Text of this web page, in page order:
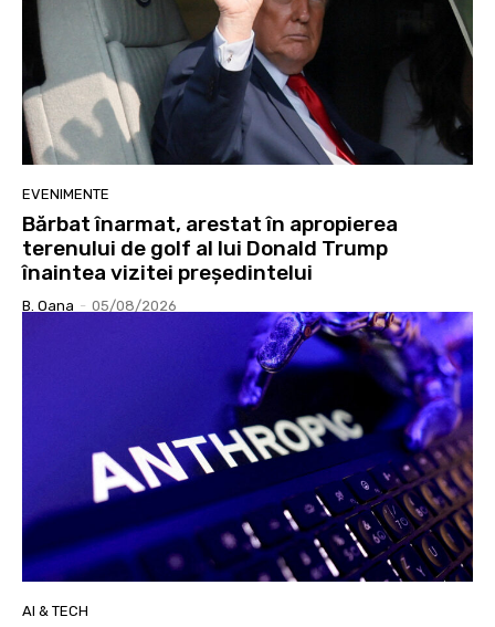
EVENIMENTE
Bărbat înarmat, arestat în apropierea
terenului de golf al lui Donald Trump
înaintea vizitei președintelui
B. Oana - 05/08/2026
AI & TECH